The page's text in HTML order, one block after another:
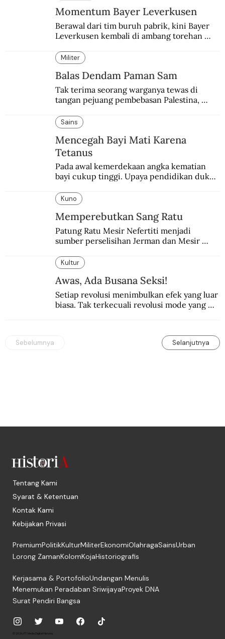
Momentum Bayer Leverkusen
Berawal dari tim buruh pabrik, kini Bayer
Leverkusen kembali di ambang torehan
“Neverkusen”.
Militer
Balas Dendam Paman Sam
Tak terima seorang warganya tewas di
tangan pejuang pembebasan Palestina,
pembalasan.
Sains
Mencegah Bayi Mati Karena
Tetanus
Pada awal kemerdekaan angka kematian
bayi cukup tinggi. Upaya pendidikan dukun
Kuno
Memperebutkan Sang Ratu
Patung Ratu Mesir Nefertiti menjadi
sumber perselisihan Jerman dan Mesir
Kultur
Awas, Ada Busana Seksi!
Setiap revolusi menimbulkan efek yang luar
biasa. Tak terkecuali revolusi mode yang
Sebelumnya Selanjutnya
Tentang Kami
Syarat & Ketentuan
Kontak Kami
Kebijakan Privasi
PremiumPolitikKulturMiliterEkonomiOlahragaSainsUrban
Lorong ZamanKolomKojaHistoriografis
Kerjasama & PortofolioUndangan Menulis
Menemukan Peradaban SriwijayaProyek DNA
Surat Pendiri Bangsa
© 2026, PT. Media Digital Historia.